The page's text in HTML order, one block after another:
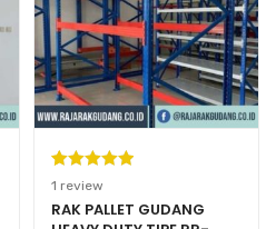
Peringkat
5.00dari 5
11 review
RAK PALLET GUDANG